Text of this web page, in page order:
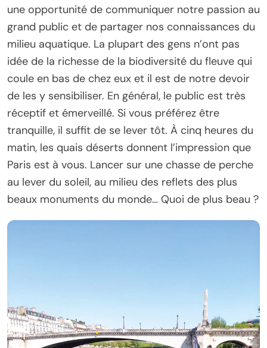
une opportunité de communiquer notre passion au
grand public et de partager nos connaissances du
milieu aquatique. La plupart des gens n’ont pas
idée de la richesse de la biodiversité du fleuve qui
coule en bas de chez eux et il est de notre devoir
de les y sensibiliser. En général, le public est très
réceptif et émerveillé. Si vous préférez être
tranquille, il suffit de se lever tôt. À cinq heures du
matin, les quais déserts donnent l’impression que
Paris est à vous. Lancer sur une chasse de perche
au lever du soleil, au milieu des reflets des plus
beaux monuments du monde… Quoi de plus beau ?